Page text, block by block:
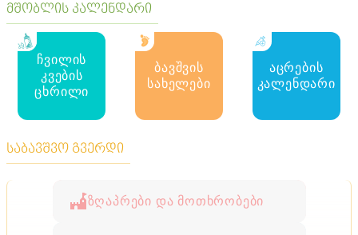
მშობლის კალენდარი
ჩვილის
კვების
ცხრილი
ბავშვის
სახელები
აცრების
კალენდარი
საბავშვო გვერდი
ზღაპრები და მოთხრობები